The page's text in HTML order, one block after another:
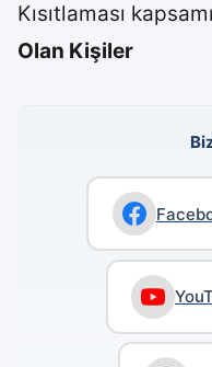
Kısıtlaması
Olan Kişiler